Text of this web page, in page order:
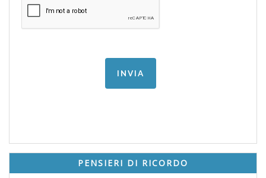
PENSIERI DI RICORDO